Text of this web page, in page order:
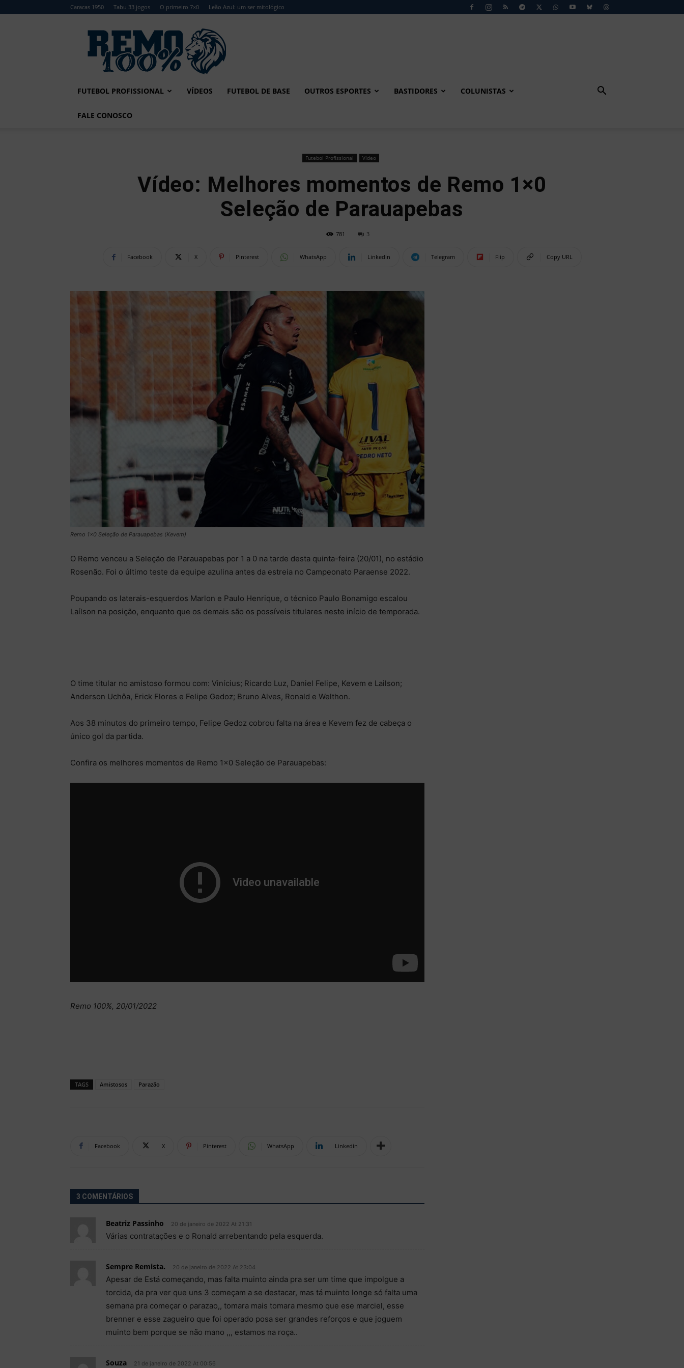
Caracas 1950 Tabu 33 jogos O primeiro 7×0 Leão Azul: um ser mitológico
Remo
FUTEBOL PROFISSIONAL VÍDEOS FUTEBOL DE BASE OUTROS ESPORTES BASTIDORES COLUNISTAS
FALE CONOSCO
Futebol Profissional Vídeo
Vídeo: Melhores momentos de Remo 1×0
Seleção de Parauapebas
781 3
Facebook X Pinterest WhatsApp Linkedin Telegram Flip Copy URL
Remo 1×0 Seleção de Parauapebas (Kevem)
O Remo venceu a Seleção de Parauapebas por 1 a 0 na tarde desta quinta-feira (20/01), no estádio
Rosenão. Foi o último teste da equipe azulina antes da estreia no Campeonato Paraense 2022.
Poupando os laterais-esquerdos Marlon e Paulo Henrique, o técnico Paulo Bonamigo escalou
Laílson na posição, enquanto que os demais são os possíveis titulares neste início de temporada.
O time titular no amistoso formou com: Vinícius; Ricardo Luz, Daniel Felipe, Kevem e Lailson;
Anderson Uchôa, Erick Flores e Felipe Gedoz; Bruno Alves, Ronald e Welthon.
Aos 38 minutos do primeiro tempo, Felipe Gedoz cobrou falta na área e Kevem fez de cabeça o
único gol da partida.
Confira os melhores momentos de Remo 1×0 Seleção de Parauapebas:
Remo 100%, 20/01/2022
TAGS Amistosos Parazão
Facebook X Pinterest WhatsApp Linkedin
3 COMENTÁRIOS
Beatriz Passinho 20 de janeiro de 2022 At 21:31
Várias contratações e o Ronald arrebentando pela esquerda.
Sempre Remista. 20 de janeiro de 2022 At 23:04
Apesar de Está começando, mas falta muinto ainda pra ser um time que impolgue a
torcida, da pra ver que uns 3 começam a se destacar, mas tá muinto longe só falta uma
semana pra começar o parazao,, tomara mais tomara mesmo que ese marciel, esse
brenner e esse zagueiro que foi operado posa ser grandes reforços e que joguem
muinto bem porque se não mano ,,, estamos na roça..
Souza 21 de janeiro de 2022 At 00:56